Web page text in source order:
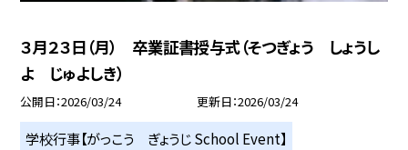
３月２３日（月） 卒業証書授与式（そつぎょう しょうし
よ じゅよしき）
公開日 2026/03/24 更新日 2026/03/24
学校行事【がっこう ぎょうじ School Event】